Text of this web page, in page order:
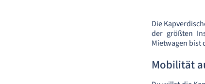
Die
der größten
Mietwagen bist
Mobilität